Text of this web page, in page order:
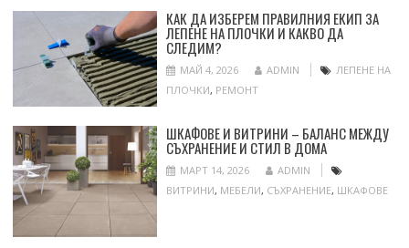
КАК ДА ИЗБЕРЕМ ПРАВИЛНИЯ ЕКИП ЗА
ЛЕПЕНЕ НА ПЛОЧКИ И КАКВО ДА
СЛЕДИМ?
МАЙ 4, 2026 ADMIN
ЛЕПЕНЕ НА
ПЛОЧКИ, РЕМОНТ
ШКАФОВЕ И ВИТРИНИ – БАЛАНС МЕЖДУ
СЪХРАНЕНИЕ И СТИЛ В ДОМА
МАРТ 14, 2026
ADMIN
ВИТРИНИ, МЕБЕЛИ, СЪХРАНЕНИЕ, ШКАФОВЕ